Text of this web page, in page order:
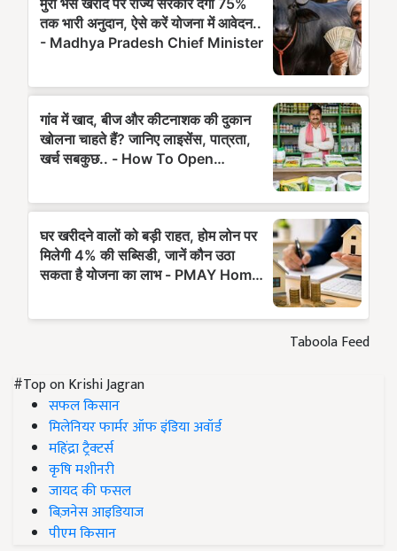
Taboola Feed
#Top on Krishi Jagran
सफल किसान
मिलेनियर फार्मर ऑफ इंडिया अवॉर्ड
महिंद्रा ट्रैक्टर्स
कृषि मशीनरी
जायद की फसल
बिज़नेस आइडियाज
पीएम किसान